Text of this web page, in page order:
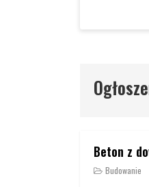
Beton z
Budowanie